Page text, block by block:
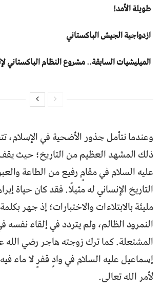
طويلة الأمد!
ازدواجية الجيش الباكستاني
المیلیشیات السابقة.. مشروع النظام الباكستاني
وعندما نتأمل جذور الأضحية في الإسلام،
ذلك المشهد العظيم من التاريخ؛ حيث يقف
عليه السلام في مقامٍ رفيع من الطاعة
التاريخ الإنساني له مثيلًا. فقد كان حياة
مليئة بالابتلاءات والاختبارات؛ إذ جهر
النمرود الظالم، ولم يتردد في إلقاء نفسه
المشتعلة. كما ترك زوجته هاجر رضي الله
إسماعيل عليه السلام في وادٍ قفرٍ لا ماء فيه
لأمر الله تعالى.